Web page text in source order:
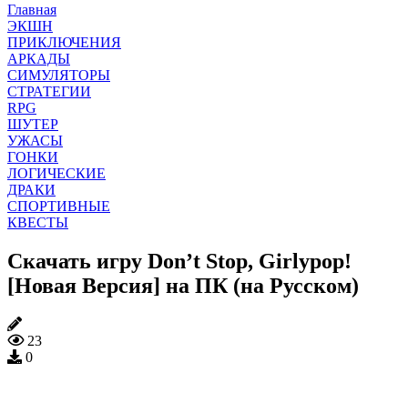
Главная
ЭКШН
ПРИКЛЮЧЕНИЯ
АРКАДЫ
СИМУЛЯТОРЫ
СТРАТЕГИИ
RPG
ШУТЕР
УЖАСЫ
ГОНКИ
ЛОГИЧЕСКИЕ
ДРАКИ
СПОРТИВНЫЕ
КВЕСТЫ
Скачать игру Don’t Stop, Girlypop!
[Новая Версия] на ПК (на Русском)
23
0